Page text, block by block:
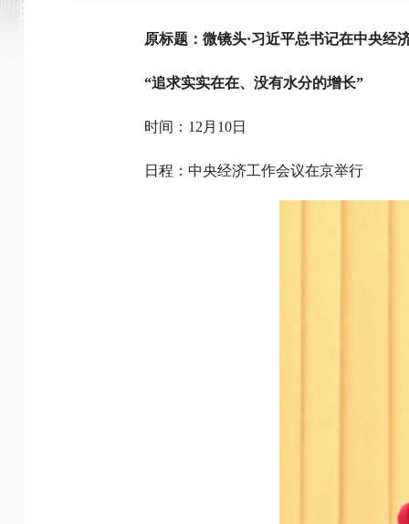
原标题：微镜头·习近平总书记在中央经
“追求实实在在、没有水分的增长”
时间：12月10日
日程：中央经济工作会议在京举行